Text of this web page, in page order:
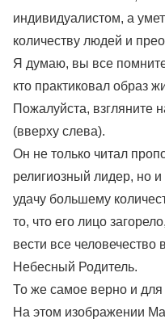
индивидуалистом, а
количеству людей и
Я думаю, вы все
кто практиковал образ
Пожалуйста, взгляните
(вверху слева).
Он не только читал
религиозный лидер, но
удачу большему
то, что его лицо
вести все
Небесный Родитель.
То же самое верно и
На этом изображении